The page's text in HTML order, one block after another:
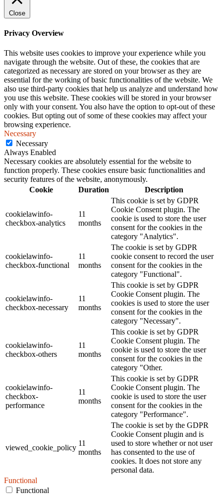
Close
Privacy Overview
This website uses cookies to improve your experience while you
navigate through the website. Out of these, the cookies that are
categorized as necessary are stored on your browser as they are
essential for the working of basic functionalities of the website. We
also use third-party cookies that help us analyze and understand how
you use this website. These cookies will be stored in your browser
only with your consent. You also have the option to opt-out of these
cookies. But opting out of some of these cookies may affect your
browsing experience.
Necessary
Necessary
Always Enabled
Necessary cookies are absolutely essential for the website to
function properly. These cookies ensure basic functionalities and
security features of the website, anonymously.
Cookie
Duration Description
cookielawinfo-
checkbox-analytics
11
months
This cookie is set by GDPR
Cookie Consent plugin. The
cookie is used to store the user
consent for the cookies in the
category "Analytics".
cookielawinfo-
checkbox-functional
11
months
The cookie is set by GDPR
cookie consent to record the user
consent for the cookies in the
category "Functional".
cookielawinfo-
checkbox-necessary
11
months
This cookie is set by GDPR
Cookie Consent plugin. The
cookies is used to store the user
consent for the cookies in the
category "Necessary".
cookielawinfo-
checkbox-others
11
months
This cookie is set by GDPR
Cookie Consent plugin. The
cookie is used to store the user
consent for the cookies in the
category "Other.
cookielawinfo-
checkbox-
performance
11
months
This cookie is set by GDPR
Cookie Consent plugin. The
cookie is used to store the user
consent for the cookies in the
category "Performance".
viewed_cookie_policy
11
months
The cookie is set by the GDPR
Cookie Consent plugin and is
used to store whether or not user
has consented to the use of
cookies. It does not store any
personal data.
Functional
Functional